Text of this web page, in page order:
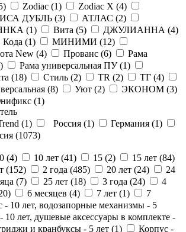
) Zodiac (1) Zodiac X (4)
ДУБЛЬ (3) АТЛАС (2)
(1) Вита (5) ДЖУЛИАННА (4)
Кода (1) МИНИМИ (12)
New (4) Прованс (6)
Рама
) Рама универсальная ПУ (1)
(18) Стиль (2) ТR (2) ТГ (4)
(8) Уют (2) ЭКОНОМ (3)
(1)
(1) Россия (1) Германия (1)
(1073)
(4) 10 лет (41) 15 (2) 15 лет (84)
(152) 2 года (485) 20 лет (24)
24
(7) 25 лет (18) 3 года (24)
4
) 6 месяцев (4) 7 лет (1)
7
- 10 лет, водозапорные механизмы - 5
10 лет, душевые аксессуары в комплекте -
и кранбуксы - 5 лет (1) Корпус -